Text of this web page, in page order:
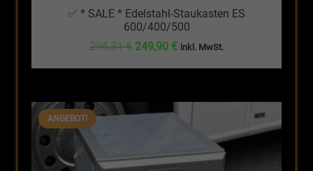
✅ * SALE * Edelstahl-Staukasten ES
600/400/500
296,31€ Ursprünglicher
Preis
296,31 €
249,90 €Aktueller
Preis
249,90 €.
inkl. MwSt.
ANGEBOT!